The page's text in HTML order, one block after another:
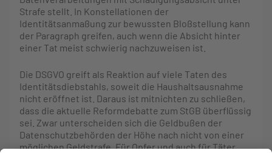
Strafe stellt. In Konstellationen der
Identitätsanmaßung zur bewussten Bloßstellung kann
der Paragraph greifen, auch wenn die Absicht hinter
einer Tat meist schwierig nachzuweisen ist.
Die DSGVO greift als Reaktion auf viele Taten des
Identitätsdiebstahls, soweit die Haushaltsausnahme
nicht eröffnet ist. Daraus ist mitnichten zu schließen,
dass die aktuelle Reformdebatte zum StGB überflüssig
sei. Zwar unterscheiden sich die Geldbußen der
Datenschutzbehörden der Höhe nach nicht von einer
möglichen Geldstrafe. Für Opfer und auch für Täter